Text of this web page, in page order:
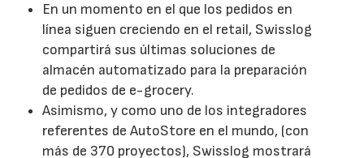
En un momento en el que los pedidos en
línea siguen creciendo en el retail, Swisslog
compartirá sus últimas soluciones de
almacén automatizado para la preparación
de pedidos de e-grocery.
Asimismo, y como uno de los integradores
referentes de AutoStore en el mundo, (con
más de 370 proyectos), Swisslog mostrará